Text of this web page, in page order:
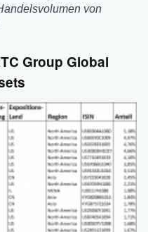
von
Group Global